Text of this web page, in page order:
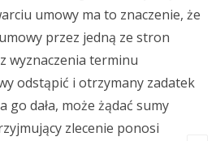
umowy ma to znaczenie, że
przez jedną ze stron
wyznaczenia terminu
odstąpić i otrzymany zadatek
go dała, może żądać sumy
zlecenie ponosi